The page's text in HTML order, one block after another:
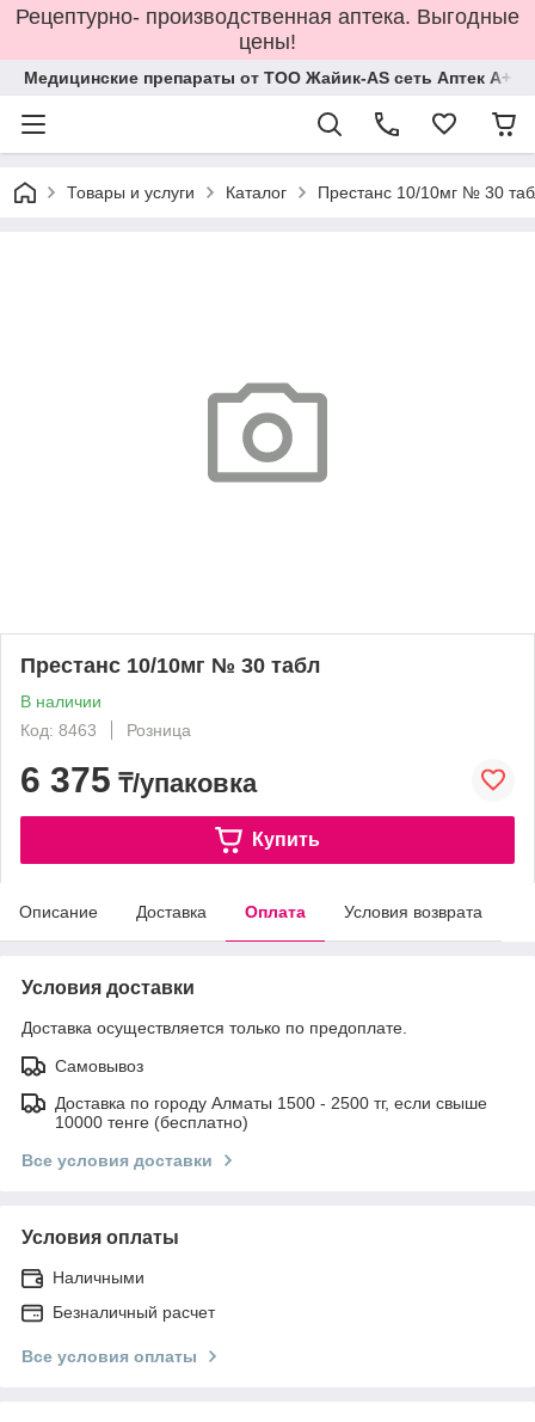
Рецептурно- производственная аптека. Выгодные
цены!
Медицинские препараты от ТОО Жайик-AS сеть Аптек А+
Товары и услуги Каталог Престанс 10/10мг № 30
Престанс 10/10мг № 30 табл
В наличии
Код: 8463
Розница
6 375 ₸/упаковка
Купить
Описание Доставка Оплата Условия возврата
Условия доставки
Доставка осуществляется только по предоплате.
Самовывоз
Доставка по городу Алматы 1500 - 2500 тг, если свыше
10000 тенге (бесплатно)
Все условия доставки
Условия оплаты
Наличными
Безналичный расчет
Все условия оплаты